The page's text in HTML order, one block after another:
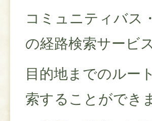
コミュニティバス
の経路検索サービ
目的地までのルー
索することができ